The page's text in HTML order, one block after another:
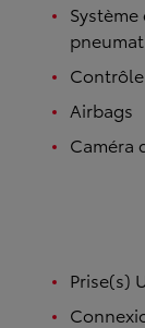
Airbags
Caméra
Prise(s)